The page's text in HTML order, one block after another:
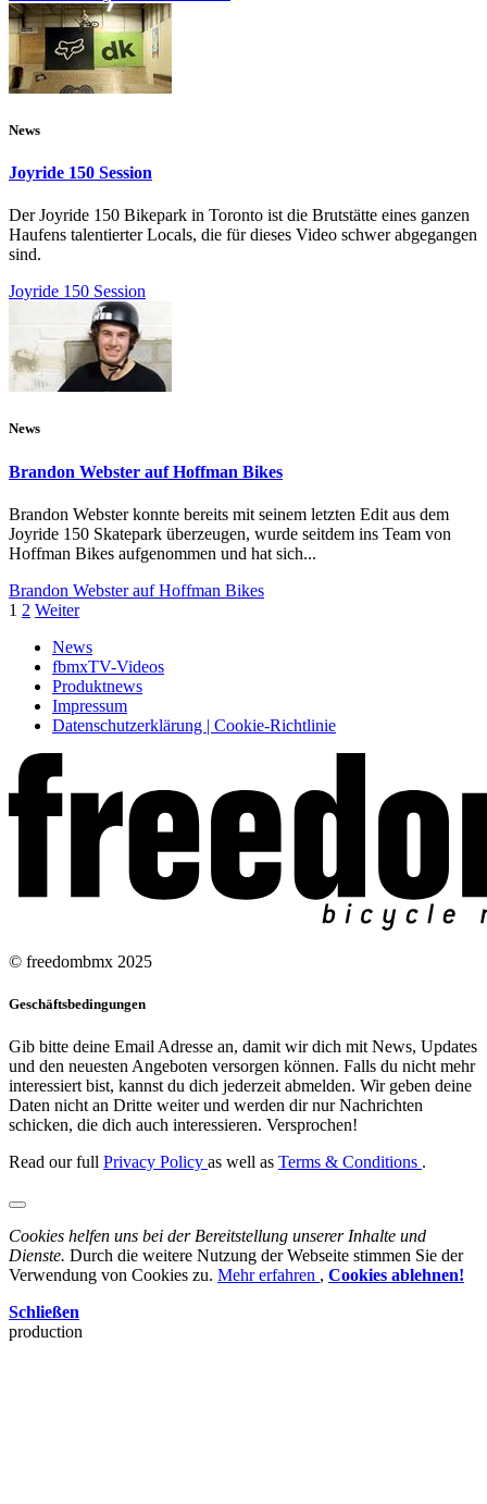
News
Joyride 150 Session
Der Joyride 150 Bikepark in Toronto ist die Brutstätte eines ganzen
Haufens talentierter Locals, die für dieses Video schwer abgegangen
sind.
Joyride 150 Session
News
Brandon Webster auf Hoffman Bikes
Brandon Webster konnte bereits mit seinem letzten Edit aus dem
Joyride 150 Skatepark überzeugen, wurde seitdem ins Team von
Hoffman Bikes aufgenommen und hat sich...
Brandon Webster auf Hoffman Bikes
1 2 Weiter
News
fbmxTV-Videos
Produktnews
Impressum
Datenschutzerklärung | Cookie-Richtlinie
© freedombmx 2025
Geschäftsbedingungen
Gib bitte deine Email Adresse an, damit wir dich mit News, Updates
und den neuesten Angeboten versorgen können. Falls du nicht mehr
interessiert bist, kannst du dich jederzeit abmelden. Wir geben deine
Daten nicht an Dritte weiter und werden dir nur Nachrichten
schicken, die dich auch interessieren. Versprochen!
Read our full Privacy Policy as well as Terms & Conditions .
Cookies helfen uns bei der Bereitstellung unserer Inhalte und
Dienste. Durch die weitere Nutzung der Webseite stimmen Sie der
Verwendung von Cookies zu. Mehr erfahren , Cookies ablehnen!
Schließen
production